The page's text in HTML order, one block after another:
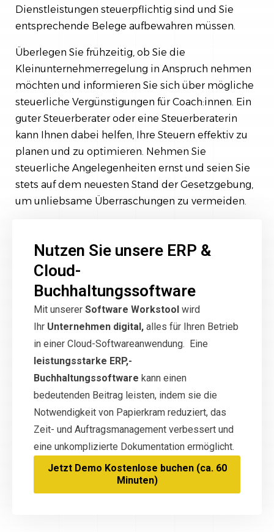
Dienstleistungen steuerpflichtig sind und Sie
entsprechende Belege aufbewahren müssen.
Überlegen Sie frühzeitig, ob Sie die
Kleinunternehmerregelung in Anspruch nehmen
möchten und informieren Sie sich über mögliche
steuerliche Vergünstigungen für Coach:innen. Ein
guter Steuerberater oder eine Steuerberaterin
kann Ihnen dabei helfen, Ihre Steuern effektiv zu
planen und zu optimieren. Nehmen Sie
steuerliche Angelegenheiten ernst und seien Sie
stets auf dem neuesten Stand der Gesetzgebung,
um unliebsame Überraschungen zu vermeiden.
Nutzen Sie unsere ERP &
Cloud-
Buchhaltungssoftware
Mit unserer Software Workstool wird
Ihr Unternehmen digital, alles für Ihren Betrieb
in einer Cloud-Softwareanwendung. Eine
leistungsstarke ERP,-
Buchhaltungssoftware kann einen
bedeutenden Beitrag leisten, indem sie die
Notwendigkeit von Papierkram reduziert, das
Zeit- und Auftragsmanagement verbessert und
eine unkomplizierte Dokumentation ermöglicht.
Jetzt Demo Kostenlose buchen (ca. 60
Minuten)